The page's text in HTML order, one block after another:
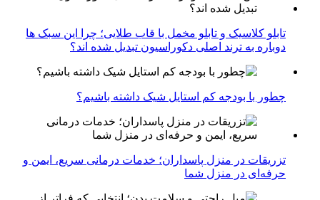
تابلو کلاسیک و تابلو مخمل با قاب طلایی؛ چرا این سبک ها
دوباره به ترند اصلی دکوراسیون تبدیل شده اند؟
چطور با بودجه کم استایل شیک داشته باشیم؟
تزریقات در منزل پاسداران؛ خدمات درمانی سریع، ایمن و
حرفه‌ای در منزل شما